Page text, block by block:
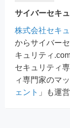
サイバーセキ
株式会社セキ
からサイバー
キュリティ
セキュリティ
ィ専門家のマ
ェント 」も運